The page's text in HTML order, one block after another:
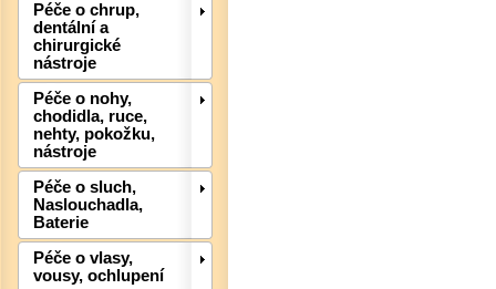
Péče o chrup,
dentální a
chirurgické
nástroje
Péče o nohy,
chodidla, ruce,
nehty, pokožku,
nástroje
Péče o sluch,
Naslouchadla,
Baterie
Péče o vlasy,
vousy, ochlupení